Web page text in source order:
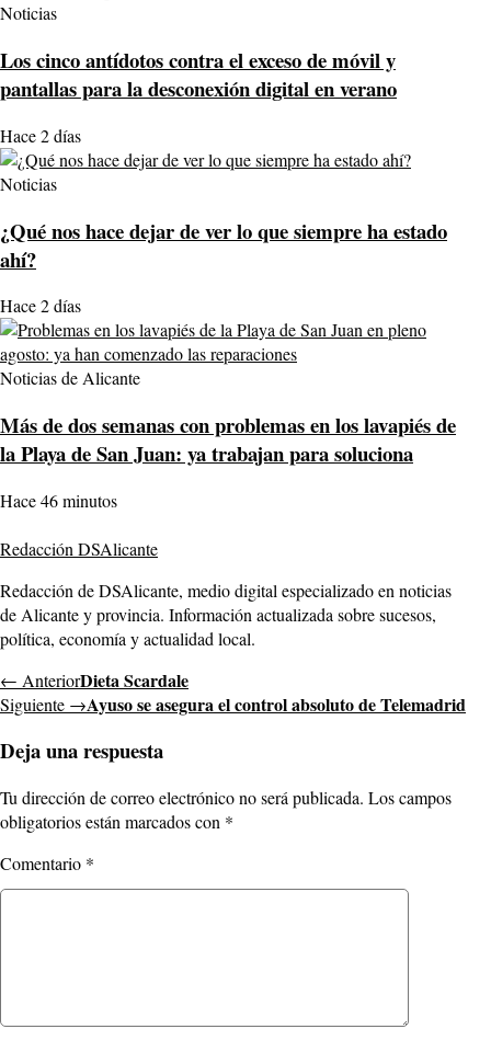
Noticias
Los cinco antídotos contra el exceso de móvil y
pantallas para la desconexión digital en verano
Hace 2 días
Noticias
¿Qué nos hace dejar de ver lo que siempre ha estado
ahí?
Hace 2 días
Noticias de Alicante
Más de dos semanas con problemas en los lavapiés de
la Playa de San Juan: ya trabajan para soluciona
Hace 46 minutos
Redacción DSAlicante
Redacción de DSAlicante, medio digital especializado en noticias
de Alicante y provincia. Información actualizada sobre sucesos,
política, economía y actualidad local.
← AnteriorDieta Scardale
Siguiente →Ayuso se asegura el control absoluto de Telemadrid
Deja una respuesta
Tu dirección de correo electrónico no será publicada. Los campos
obligatorios están marcados con *
Comentario *